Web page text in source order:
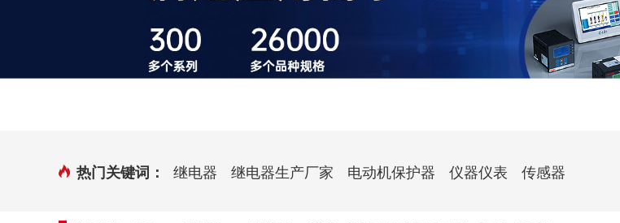
电磁继电器及插座热电阻 开关
建筑机械行业
包装机械行业
热门关键词： 继电器 继电器生产厂家 电动机保护器 仪器仪表 传感器